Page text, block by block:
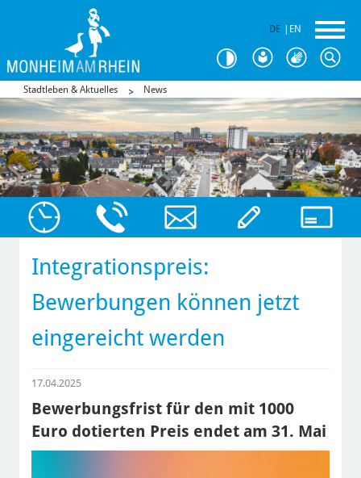
DE EN
Stadtleben & Aktuelles News
Integrationspreis:
Bewerbungen können jetzt
eingereicht werden
17.04.2025
Bewerbungsfrist für den mit 1000
Euro dotierten Preis endet am 31. Mai